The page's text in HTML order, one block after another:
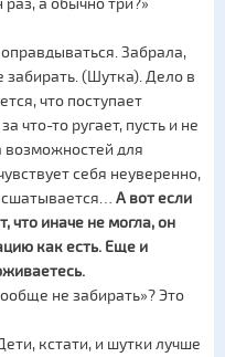
Забрала,
забирать. (Шутка). Дело в
что поступает
что-то ругает, пусть и не
возможностей для
себя неуверенно,
А вот если
что иначе не могла, он
как есть. Еще и
не забирать»? Это
кстати, и шутки лучше